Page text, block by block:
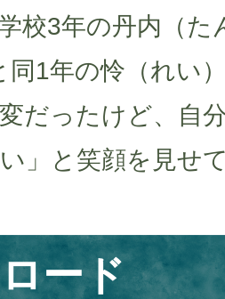
校3年の丹内（
同1年の怜（れい
だったけど、自
」と笑顔を見せ
ード